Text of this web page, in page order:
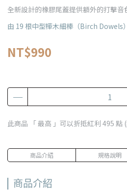
全新設計的橡膠尾蓋提供額外的打擊音
由 19 根中型樺木細棒（Birch Dowels
NT$990
此商品 「 最高 」可以折抵紅利 495 點
商品介紹 規格說明
商品介紹